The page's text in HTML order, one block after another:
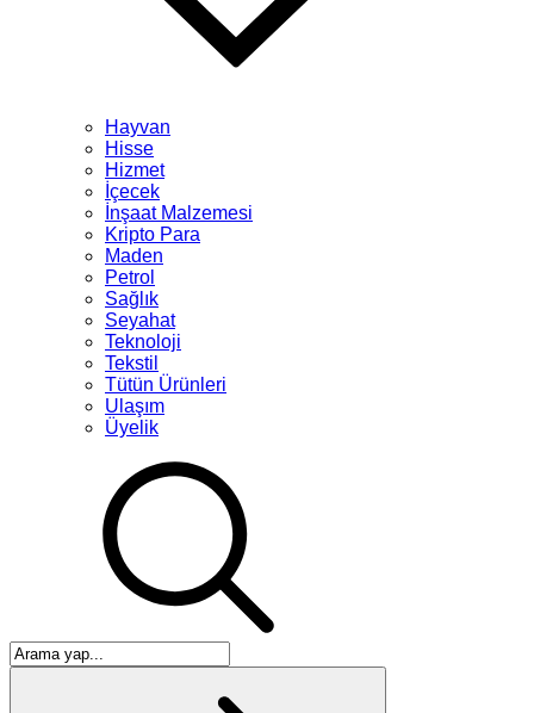
Hayvan
Hisse
Hizmet
İçecek
İnşaat Malzemesi
Kripto Para
Maden
Petrol
Sağlık
Seyahat
Teknoloji
Tekstil
Tütün Ürünleri
Ulaşım
Üyelik